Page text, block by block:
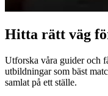
Hitta rätt väg
Utforska våra guider och
utbildningar som bäst
samlat på ett ställe.